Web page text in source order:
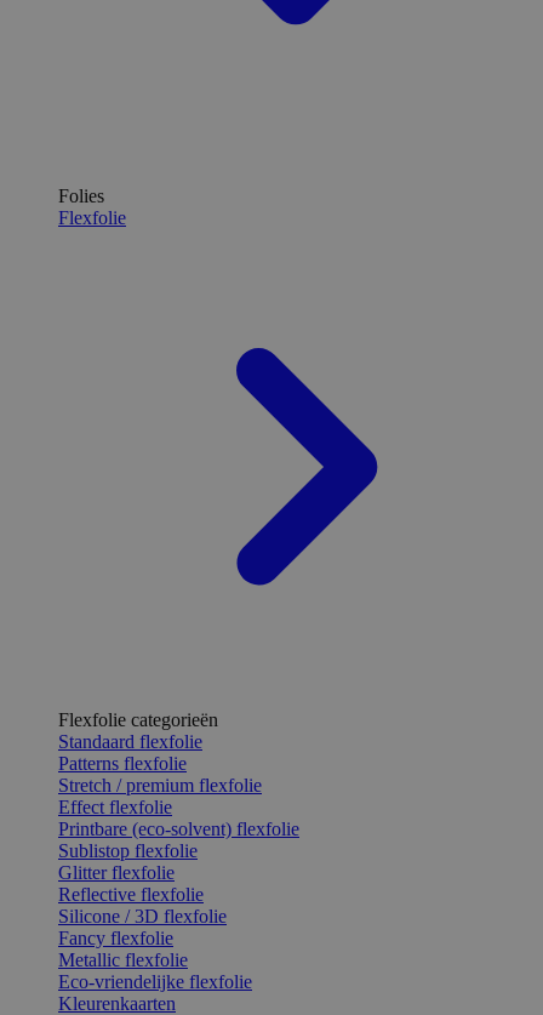
Folies
Flexfolie
Flexfolie categorieën
Standaard flexfolie
Patterns flexfolie
Stretch / premium flexfolie
Effect flexfolie
Printbare (eco-solvent) flexfolie
Sublistop flexfolie
Glitter flexfolie
Reflective flexfolie
Silicone / 3D flexfolie
Fancy flexfolie
Metallic flexfolie
Eco-vriendelijke flexfolie
Kleurenkaarten